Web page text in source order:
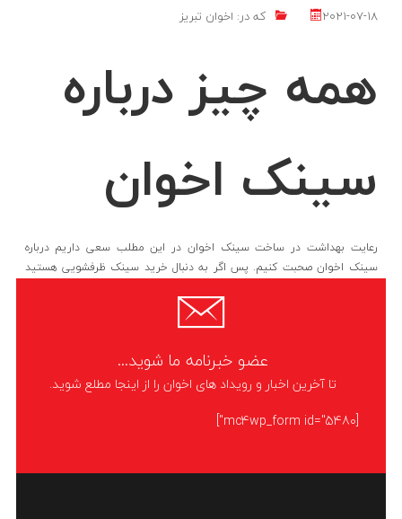
2021-07-18 که در: اخوان تبریز
همه چیز درباره
سینک اخوان
رعایت بهداشت در ساخت سینک اخوان در این مطلب سعی داریم درباره
سینک اخوان صحبت کنیم. پس اگر به دنبال خرید سینک ظرفشویی هستید
عضو خبرنامه ما شوید...
تا آخرین اخبار و رویداد های اخوان را از اینجا مطلع شوید.
[mc4wp_form id="5480"]